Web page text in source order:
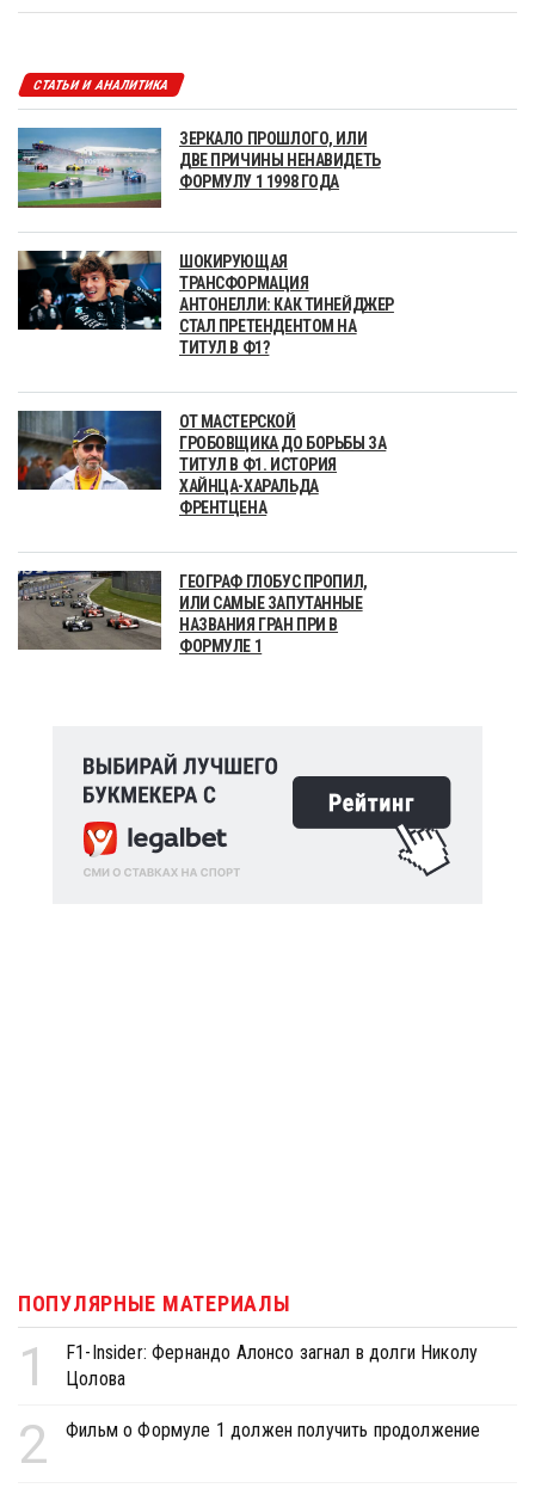
СТАТЬИ И АНАЛИТИКА
ЗЕРКАЛО ПРОШЛОГО, ИЛИ
ДВЕ ПРИЧИНЫ НЕНАВИДЕТЬ
ФОРМУЛУ 1 1998 ГОДА
ШОКИРУЮЩАЯ
ТРАНСФОРМАЦИЯ
АНТОНЕЛЛИ: КАК ТИНЕЙДЖЕР
СТАЛ ПРЕТЕНДЕНТОМ НА
ТИТУЛ В Ф1?
ОТ МАСТЕРСКОЙ
ГРОБОВЩИКА ДО БОРЬБЫ ЗА
ТИТУЛ В Ф1. ИСТОРИЯ
ХАЙНЦА-ХАРАЛЬДА
ФРЕНТЦЕНА
ГЕОГРАФ ГЛОБУС ПРОПИЛ,
ИЛИ САМЫЕ ЗАПУТАННЫЕ
НАЗВАНИЯ ГРАН ПРИ В
ФОРМУЛЕ 1
ПОПУЛЯРНЫЕ МАТЕРИАЛЫ
1
F1-Insider: Фернандо Алонсо загнал в долги Николу
Цолова
2 Фильм о Формуле 1 должен получить продолжение